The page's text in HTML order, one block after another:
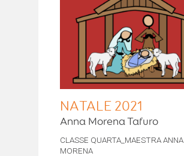
NATALE 2021
Anna Morena Tafuro
CLASSE QUARTA_MAESTRA ANNA
MORENA